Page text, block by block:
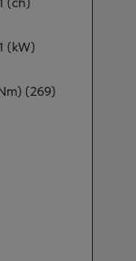
(kW)
(269)